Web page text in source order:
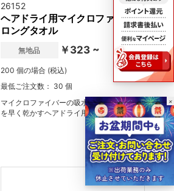
26152
ヘアドライ用マイクロファイバー
ロングタオル
無地品 ￥323 ~
200 個の場合 (税込)
最低ご注文数： 30 個
マイクロファイバーの吸水性と速乾性が髪
を早く乾かすヘアドライ用タオル。
×